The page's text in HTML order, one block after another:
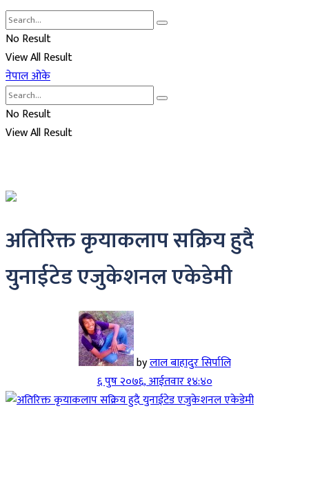
No Result
View All Result
नेपाल ओके
No Result
View All Result
अतिरिक्त कृयाकलाप सक्रिय हुदै
युनाईटेड एजुकेशनल एकेडेमी
byलाल बाहादुर सिर्पालि
६ पुष २०७६, आईतवार १४:४०